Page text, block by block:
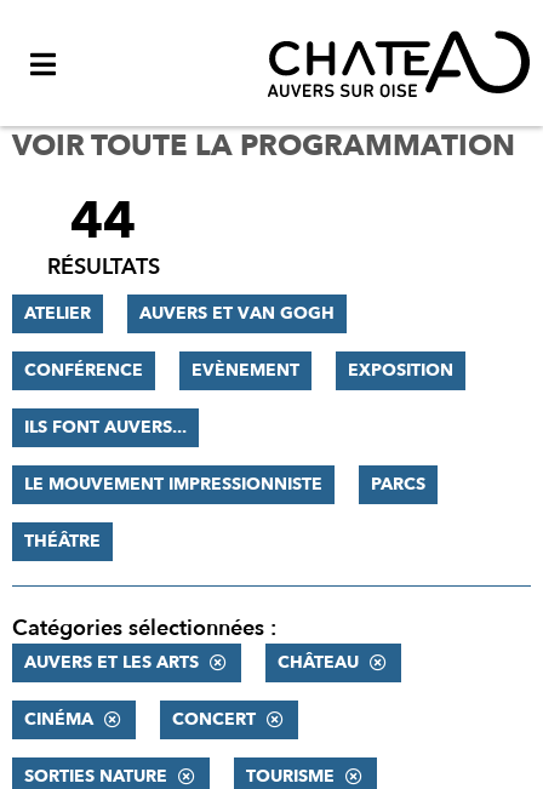
VOIR TOUTE LA PROGRAMMATION
FILTRER
RÉSULTATS
44
RÉSULTATS
ATELIER AUVERS ET VAN GOGH
CONFÉRENCE EVÈNEMENT EXPOSITION
ILS FONT AUVERS...
LE MOUVEMENT IMPRESSIONNISTE PARCS
THÉÂTRE
Catégories sélectionnées :
AUVERS ET LES ARTS CHÂTEAU
CINÉMA CONCERT
SORTIES NATURE TOURISME